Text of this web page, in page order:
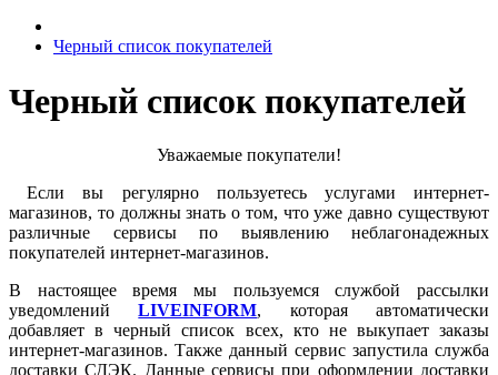
Черный список покупателей
Черный список покупателей
Уважаемые покупатели!
Если вы регулярно пользуетесь услугами интернет-
магазинов, то должны знать о том, что уже давно существуют
различные сервисы по выявлению неблагонадежных
покупателей интернет-магазинов.
В настоящее время мы пользуемся службой рассылки
уведомленийLIVEINFORM, которая автоматически
добавляет в черный список всех, кто не выкупает заказы
интернет-магазинов. Также данный сервис запустила служба
доставки СДЭК. Данные сервисы при оформлении доставки